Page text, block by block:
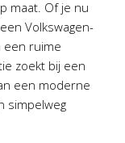
maat. Of je nu
Volkswagen-
een ruime
zoekt bij een
een moderne
simpelweg